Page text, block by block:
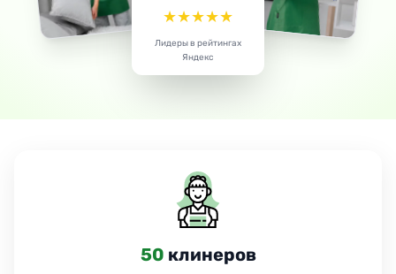
★★★★★
Лидеры в рейтингах
Яндекс
24часа